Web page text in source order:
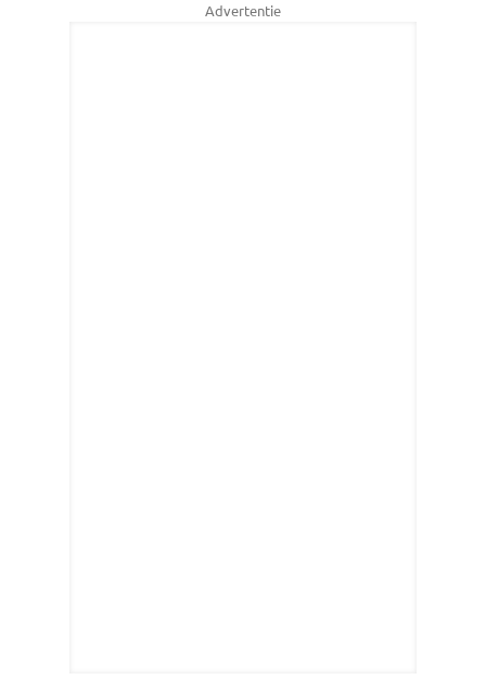
Advertentie